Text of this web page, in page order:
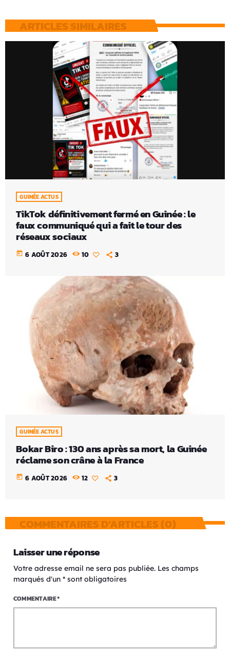
ARTICLES SIMILAIRES
GUINÉE ACTUS
TikTok définitivement fermé en Guinée : le
faux communiqué qui a fait le tour des
réseaux sociaux
today 6 AOÛT 2026 10 3
GUINÉE ACTUS
Bokar Biro : 130 ans après sa mort, la Guinée
réclame son crâne à la France
today 6 AOÛT 2026 12 3
COMMENTAIRES D’ARTICLES (0)
Laisser une réponse
Votre adresse email ne sera pas publiée. Les champs
marqués d'un * sont obligatoires
COMMENTAIRE*